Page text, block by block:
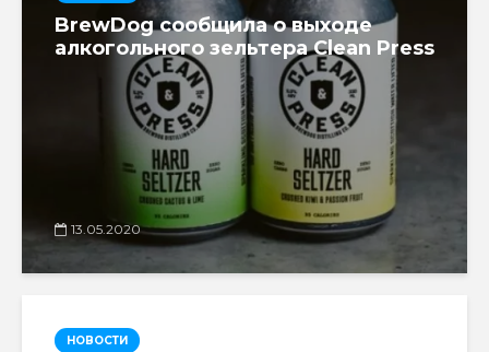
BrewDog сообщила о выходе
алкогольного зельтера Clean Press
13.05.2020
НОВОСТИ